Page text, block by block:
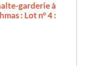
garderie à
: Lot n° 4 :